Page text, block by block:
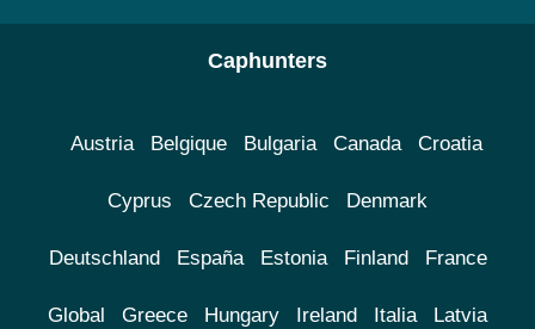
Caphunters
Austria Belgique Bulgaria Canada Croatia
Cyprus Czech Republic Denmark
Deutschland España Estonia Finland France
Global Greece Hungary Ireland Italia Latvia